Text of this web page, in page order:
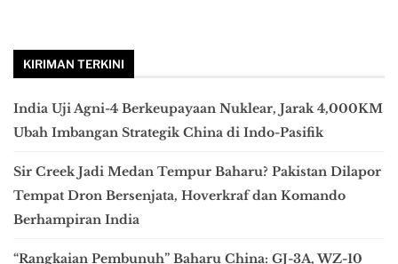
KIRIMAN TERKINI
India Uji Agni-4 Berkeupayaan Nuklear, Jarak 4,000KM
Ubah Imbangan Strategik China di Indo-Pasifik
Sir Creek Jadi Medan Tempur Baharu? Pakistan Dilapor
Tempat Dron Bersenjata, Hoverkraf dan Komando
Berhampiran India
“Rangkaian Pembunuh” Baharu China: GJ-3A, WZ-10